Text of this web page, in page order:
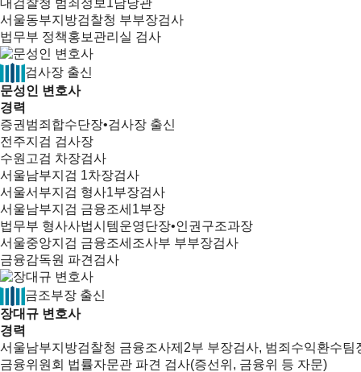
대검찰청 범죄정보1담당관
서울동부지방검찰청 부부장검사
법무부 정책홍보관리실 검사
검사장 출신
문성인 변호사
경력
증권범죄합수단장•검사장 출신
전주지검 검사장
수원고검 차장검사
서울남부지검 1차장검사
서울서부지검 형사1부장검사
서울남부지검 금융조세1부장
법무부 형사사법시템운영단장•인권구조과장
서울중앙지검 금융조세조사부 부부장검사
금융감독원 파견검사
금조부장 출신
장대규 변호사
경력
서울남부지방검찰청 금융조사제2부 부장검사, 범죄수익환수팀
금융위원회 법률자문관 파견 검사(증선위, 금융위 등 자문)